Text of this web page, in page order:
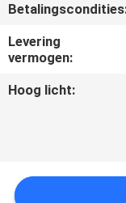
MET
ONS
OFFERTE
Levering
vermogen:
Hoog licht: